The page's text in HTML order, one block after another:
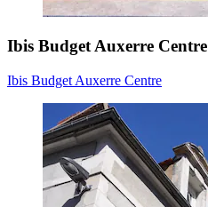
Ibis Budget Auxerre Centre
Ibis Budget Auxerre Centre